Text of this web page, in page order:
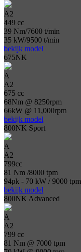
A2
449 cc
39 Nm/7600 t/min
35 kW/9500 t/min
bekijk model
675NK
A
A2
675 cc
68Nm @ 8250rpm
66kW @ 11,000rpm
bekijk model
800NK Sport
A
A2
799cc
81 Nm /8000 tpm
94pk - 70 kW / 9000 tpm
bekijk model
800NK Advanced
A
A2
799 cc
81 Nm @ 7000 tpm